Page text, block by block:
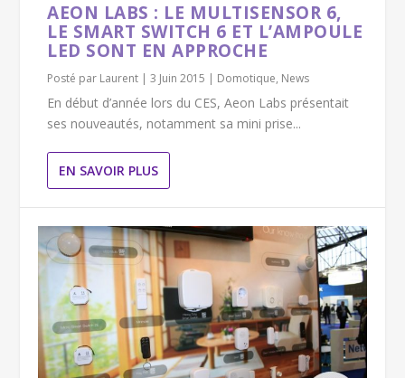
AEON LABS : LE MULTISENSOR 6,
LE SMART SWITCH 6 ET L’AMPOULE
LED SONT EN APPROCHE
Posté par Laurent |3 Juin 2015 | Domotique, News
En début d’année lors du CES, Aeon Labs présentait
ses nouveautés, notamment sa mini prise...
EN SAVOIR PLUS